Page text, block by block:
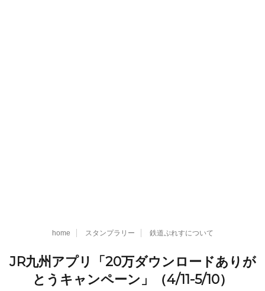
home スタンプラリー 鉄道ぷれすについて
JR九州アプリ「20万ダウンロードありが
とうキャンペーン」（4/11-5/10）